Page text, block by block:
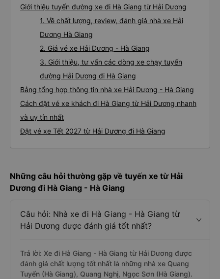
Giới thiệu tuyến đường xe đi Hà Giang từ Hải Dương
1. Về chất lượng, review, đánh giá nhà xe Hải
Dương Hà Giang
2. Giá vé xe Hải Dương - Hà Giang
3. Giới thiệu, tư vấn các dòng xe chạy tuyến
đường Hải Dương đi Hà Giang
Bảng tổng hợp thông tin nhà xe Hải Dương - Hà Giang
Cách đặt vé xe khách đi Hà Giang từ Hải Dương nhanh
và uy tín nhất
Đặt vé xe Tết 2027 từ Hải Dương đi Hà Giang
Những câu hỏi thường gặp về tuyến xe từ Hải
Dương đi Hà Giang - Hà Giang
Câu hỏi: Nhà xe đi Hà Giang - Hà Giang từ
Hải Dương được đánh giá tốt nhất?
Trả lời: Xe đi Hà Giang - Hà Giang từ Hải Dương được
đánh giá chất lượng tốt nhất là những nhà xe Quang
Tuyến (Hà Giang), Quang Nghị, Ngọc Sơn (Hà Giang).